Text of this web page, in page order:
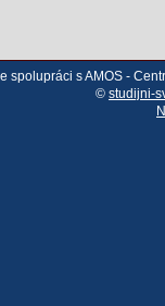
spolupráci s AMOS -
© studijni-